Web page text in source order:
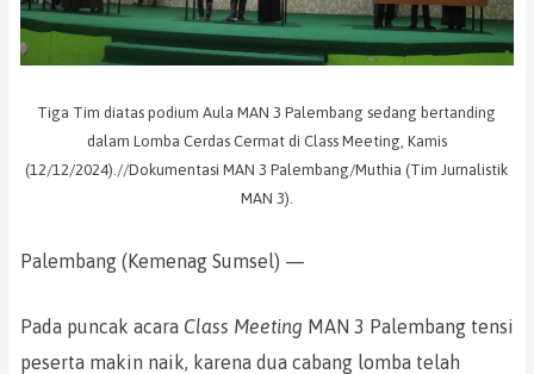
Tiga Tim diatas podium Aula MAN 3 Palembang sedang bertanding
dalam Lomba Cerdas Cermat di Class Meeting, Kamis
(12/12/2024).//Dokumentasi MAN 3 Palembang/Muthia (Tim Jurnalistik
MAN 3).
Palembang (Kemenag Sumsel) —
Pada puncak acara Class Meeting MAN 3 Palembang tensi
peserta makin naik, karena dua cabang lomba telah